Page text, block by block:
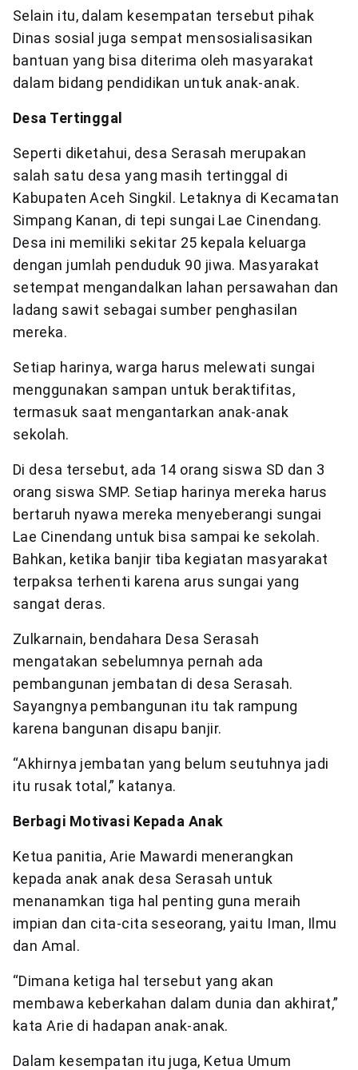
Selain itu, dalam kesempatan tersebut pihak
Dinas sosial juga sempat mensosialisasikan
bantuan yang bisa diterima oleh masyarakat
dalam bidang pendidikan untuk anak-anak.
Desa Tertinggal
Seperti diketahui, desa Serasah merupakan
salah satu desa yang masih tertinggal di
Kabupaten Aceh Singkil. Letaknya di Kecamatan
Simpang Kanan, di tepi sungai Lae Cinendang.
Desa ini memiliki sekitar 25 kepala keluarga
dengan jumlah penduduk 90 jiwa. Masyarakat
setempat mengandalkan lahan persawahan dan
ladang sawit sebagai sumber penghasilan
mereka.
Setiap harinya, warga harus melewati sungai
menggunakan sampan untuk beraktifitas,
termasuk saat mengantarkan anak-anak
sekolah.
Di desa tersebut, ada 14 orang siswa SD dan 3
orang siswa SMP. Setiap harinya mereka harus
bertaruh nyawa mereka menyeberangi sungai
Lae Cinendang untuk bisa sampai ke sekolah.
Bahkan, ketika banjir tiba kegiatan masyarakat
terpaksa terhenti karena arus sungai yang
sangat deras.
Zulkarnain, bendahara Desa Serasah
mengatakan sebelumnya pernah ada
pembangunan jembatan di desa Serasah.
Sayangnya pembangunan itu tak rampung
karena bangunan disapu banjir.
“Akhirnya jembatan yang belum seutuhnya jadi
itu rusak total,” katanya.
Berbagi Motivasi Kepada Anak
Ketua panitia, Arie Mawardi menerangkan
kepada anak anak desa Serasah untuk
menanamkan tiga hal penting guna meraih
impian dan cita-cita seseorang, yaitu Iman, Ilmu
dan Amal.
“Dimana ketiga hal tersebut yang akan
membawa keberkahan dalam dunia dan akhirat,”
kata Arie di hadapan anak-anak.
Dalam kesempatan itu juga, Ketua Umum